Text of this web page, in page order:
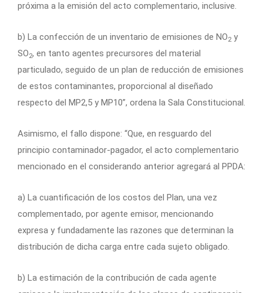
próxima a la emisión del acto complementario, inclusive.
b) La confección de un inventario de emisiones de NO2 y
SO2, en tanto agentes precursores del material
particulado, seguido de un plan de reducción de emisiones
de estos contaminantes, proporcional al diseñado
respecto del MP2,5 y MP10”, ordena la Sala Constitucional.
Asimismo, el fallo dispone: “Que, en resguardo del
principio contaminador-pagador, el acto complementario
mencionado en el considerando anterior agregará al PPDA:
a) La cuantificación de los costos del Plan, una vez
complementado, por agente emisor, mencionando
expresa y fundadamente las razones que determinan la
distribución de dicha carga entre cada sujeto obligado.
b) La estimación de la contribución de cada agente